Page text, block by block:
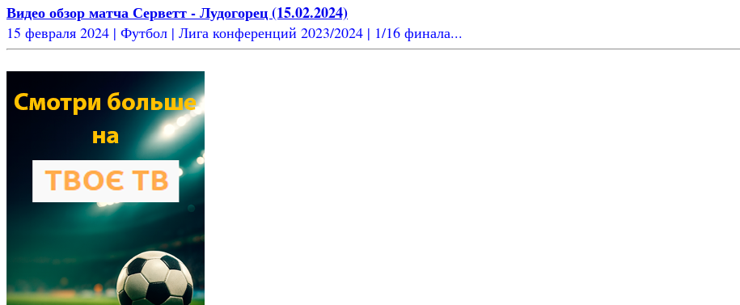
Видео обзор матча Серветт - Лудогорец (15.02.2024)
15 февраля 2024 | Футбол | Лига конференций 2023/2024 | 1/16 финала...